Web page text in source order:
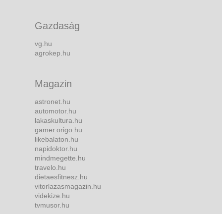
Gazdaság
vg.hu
agrokep.hu
Magazin
astronet.hu
automotor.hu
lakaskultura.hu
gamer.origo.hu
likebalaton.hu
napidoktor.hu
mindmegette.hu
travelo.hu
dietaesfitnesz.hu
vitorlazasmagazin.hu
videkize.hu
tvmusor.hu